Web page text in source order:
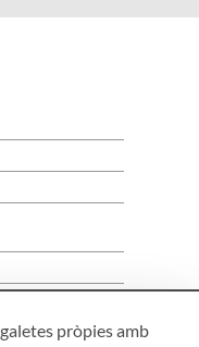
pròpies amb